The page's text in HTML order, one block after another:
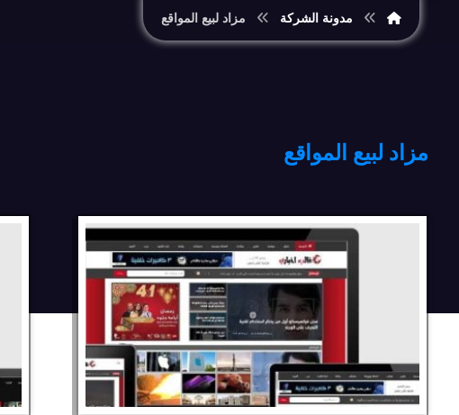
مدونة الشركة مزاد لبيع المواقع
مزاد لبيع المواقع